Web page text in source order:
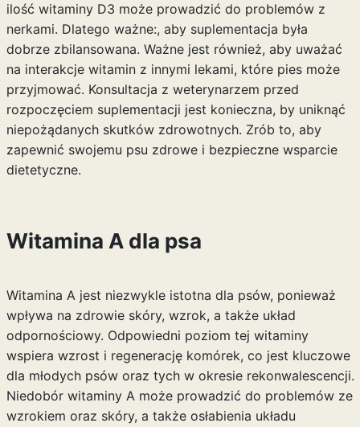
ilość witaminy D3 może prowadzić do problemów z
nerkami. Dlatego ważne:, aby suplementacja była
dobrze zbilansowana. Ważne jest również, aby uważać
na interakcje witamin z innymi lekami, które pies może
przyjmować. Konsultacja z weterynarzem przed
rozpoczęciem suplementacji jest konieczna, by uniknąć
niepożądanych skutków zdrowotnych. Zrób to, aby
zapewnić swojemu psu zdrowe i bezpieczne wsparcie
dietetyczne.
Witamina A dla psa
Witamina A jest niezwykle istotna dla psów, ponieważ
wpływa na zdrowie skóry, wzrok, a także układ
odpornościowy. Odpowiedni poziom tej witaminy
wspiera wzrost i regenerację komórek, co jest kluczowe
dla młodych psów oraz tych w okresie rekonwalescencji.
Niedobór witaminy A może prowadzić do problemów ze
wzrokiem oraz skóry, a także osłabienia układu